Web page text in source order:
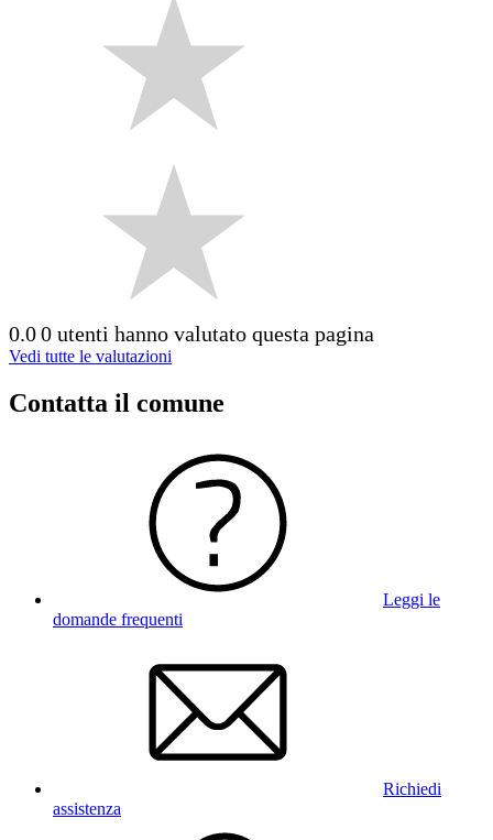
0.00 utenti hanno valutato questa pagina
Vedi tutte le valutazioni
Contatta il comune
Leggi le
domande frequenti
Richiedi
assistenza